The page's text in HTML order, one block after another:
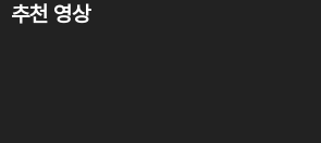
추천 영상